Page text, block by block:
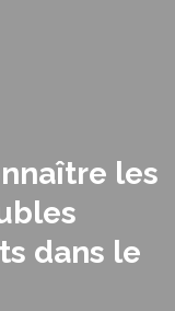
les
dans le